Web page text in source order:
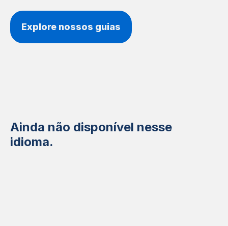
Explore nossos guias
Ainda não disponível nesse
idioma.